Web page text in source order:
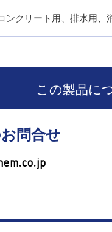
ンクリート用、排水用、
この製品に
問合せ